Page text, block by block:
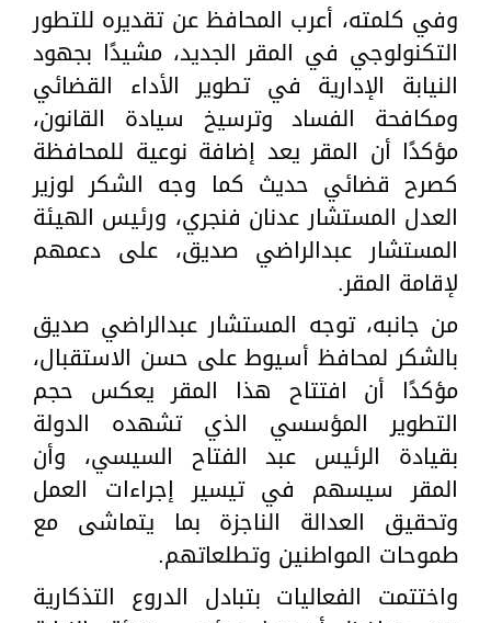
وفي كلمته، أعرب المحافظ عن تقديره للتطور
التكنولوجي في المقر الجديد، مشيدًا بجهود
النيابة الإدارية في تطوير الأداء القضائي
ومكافحة الفساد وترسيخ سيادة القانون،
مؤكدًا أن المقر يعد إضافة نوعية للمحافظة
كصرح قضائي حديث كما وجه الشكر لوزير
العدل المستشار عدنان فنجري، ورئيس الهيئة
المستشار عبدالراضي صديق، على دعمهم
لإقامة المقر.
من جانبه، توجه المستشار عبدالراضي صديق
بالشكر لمحافظ أسيوط على حسن الاستقبال،
مؤكدًا أن افتتاح هذا المقر يعكس حجم
التطوير المؤسسي الذي تشهده الدولة
بقيادة الرئيس عبد الفتاح السيسي، وأن
المقر سيسهم في تيسير إجراءات العمل
وتحقيق العدالة الناجزة بما يتماشى مع
طموحات المواطنين وتطلعاتهم.
واختتمت الفعاليات بتبادل الدروع التذكارية